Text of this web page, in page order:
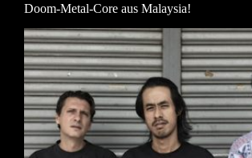
Doom-Metal-Core aus Malaysia!